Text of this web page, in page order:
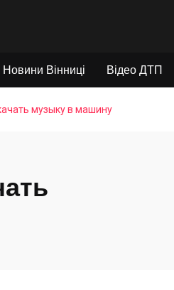
Новини Вінниці Відео ДТП
музыку в машину